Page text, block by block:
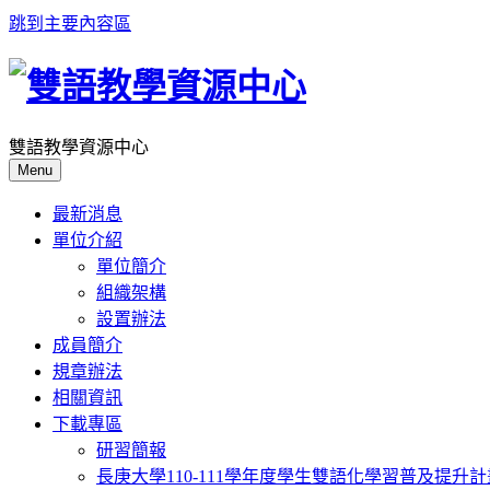
跳到主要內容區
雙語教學資源中心
Menu
最新消息
單位介紹
單位簡介
組織架構
設置辦法
成員簡介
規章辦法
相關資訊
下載專區
研習簡報
長庚大學110-111學年度學生雙語化學習普及提升